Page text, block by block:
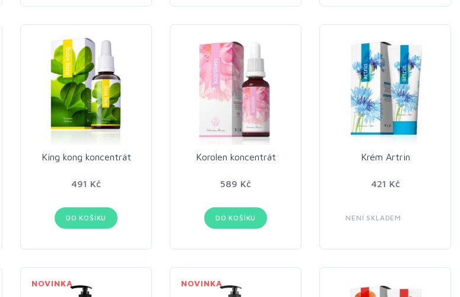
King kong koncentrát
491 Kč
DO KOŠÍKU
Korolen koncentrát
589 Kč
DO KOŠÍKU
Krém Artrin
421 Kč
NENÍ SKLADEM
NOVINKA NOVINKA